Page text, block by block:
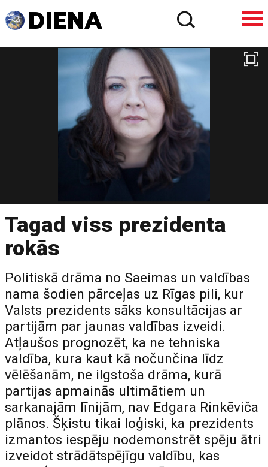
Tagad viss prezidenta
rokās
Politiskā drāma no Saeimas un valdības
nama šodien pārceļas uz Rīgas pili, kur
Valsts prezidents sāks konsultācijas ar
partijām par jaunas valdības izveidi.
Atļaušos prognozēt, ka ne tehniska
valdība, kura kaut kā nočunčina līdz
vēlēšanām, ne ilgstoša drāma, kurā
partijas apmainās ultimātiem un
sarkanajām līnijām, nav Edgara Rinkēviča
plānos. Šķistu tikai loģiski, ka prezidents
izmantos iespēju nodemonstrēt spēju ātri
izveidot strādātspējīgu valdību, kas